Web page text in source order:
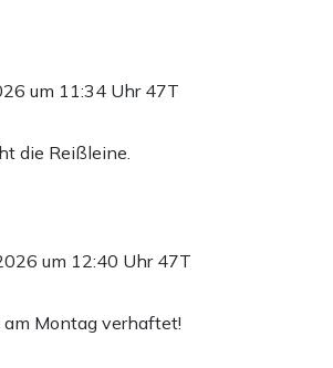
um 11:34 Uhr 47T
die Reißleine.
um 12:40 Uhr 47T
Montag verhaftet!